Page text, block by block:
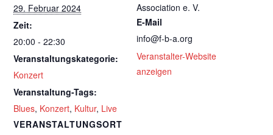
29. Februar 2024
Zeit:
20:00 - 22:30
Veranstaltungskategorie:
Konzert
Veranstaltung-Tags:
Blues, Konzert, Kultur, Live
VERANSTALTUNGSORT
Association e. V.
E-Mail
info@f-b-a.org
Veranstalter-Website
anzeigen